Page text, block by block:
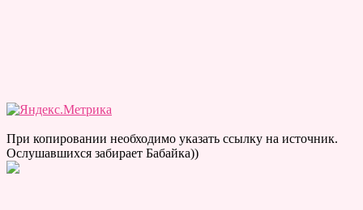
При копировании необходимо указать ссылку на источник.
Ослушавшихся забирает Бабайка))